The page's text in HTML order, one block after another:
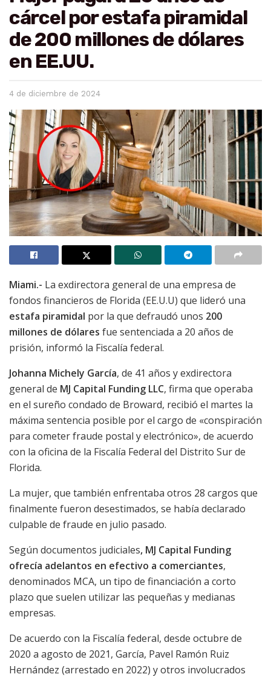
cárcel por estafa piramidal
de 200 millones de dólares
en EE.UU.
4 de diciembre de 2024
Miami.- La exdirectora general de una empresa de
fondos financieros de Florida (EE.U.U) que lideró una
estafa piramidal por la que defraudó unos 200
millones de dólares fue sentenciada a 20 años de
prisión, informó la Fiscalía federal.
Johanna Michely García, de 41 años y exdirectora
general de MJ Capital Funding LLC, firma que operaba
en el sureño condado de Broward, recibió el martes la
máxima sentencia posible por el cargo de «conspiración
para cometer fraude postal y electrónico», de acuerdo
con la oficina de la Fiscalía Federal del Distrito Sur de
Florida.
La mujer, que también enfrentaba otros 28 cargos que
finalmente fueron desestimados, se había declarado
culpable de fraude en julio pasado.
Según documentos judiciales, MJ Capital Funding
ofrecía adelantos en efectivo a comerciantes,
denominados MCA, un tipo de financiación a corto
plazo que suelen utilizar las pequeñas y medianas
empresas.
De acuerdo con la Fiscalía federal, desde octubre de
2020 a agosto de 2021, García, Pavel Ramón Ruiz
Hernández (arrestado en 2022) y otros involucrados